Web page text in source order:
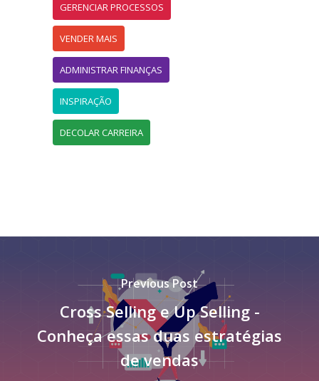
GERENCIAR PROCESSOS
VENDER MAIS
ADMINISTRAR FINANÇAS
INSPIRAÇÃO
DECOLAR CARREIRA
Previous Post
Cross Selling e Up Selling -
Conheça essas duas estratégias
de vendas